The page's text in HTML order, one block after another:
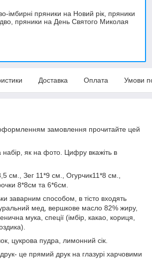
імбирні пряники на Новий рік, пряники
пряники на День Святого Миколая
Доставка Оплата Умови
замовлення прочитайте цей
набір, як на фото. Цифру вкажіть в
см., Зег 11*9 см., Огурчик11*8 см.,
8*8см та 6*6см.
заварним способом, в тісто входять
мед, вершкове масло 82% жиру,
мука, спеції (імбір, какао, кориця,
цукрова пудра, лимонний сік.
це прямий друк на глазурі харчовими